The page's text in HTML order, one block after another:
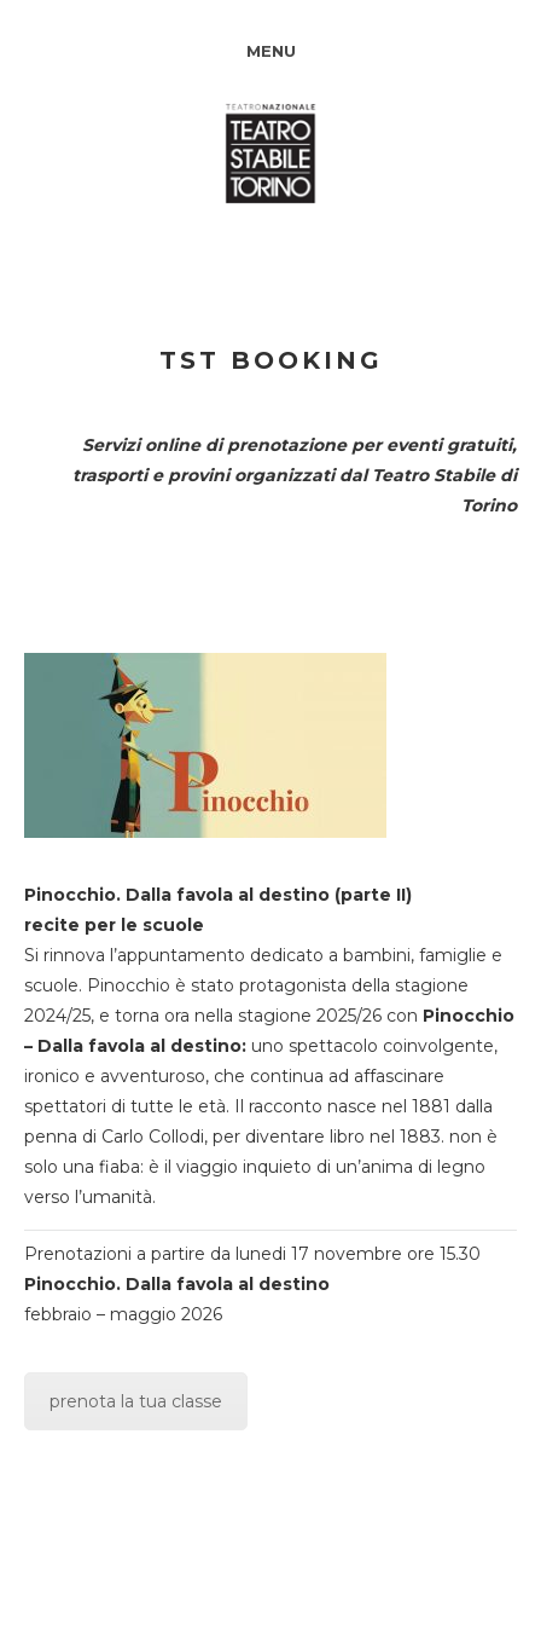
MENU
TST BOOKING
Servizi online di prenotazione per eventi gratuiti,
trasporti e provini organizzati dal Teatro Stabile di
Torino
Pinocchio. Dalla favola al destino (parte II)
recite per le scuole
Si rinnova l’appuntamento dedicato a bambini, famiglie e
scuole. Pinocchio è stato protagonista della stagione
2024/25, e torna ora nella stagione 2025/26 con Pinocchio
– Dalla favola al destino: uno spettacolo coinvolgente,
ironico e avventuroso, che continua ad affascinare
spettatori di tutte le età. Il racconto nasce nel 1881 dalla
penna di Carlo Collodi, per diventare libro nel 1883. non è
solo una fiaba: è il viaggio inquieto di un’anima di legno
verso l’umanità.
Prenotazioni a partire da lunedi 17 novembre ore 15.30
Pinocchio. Dalla favola al destino
febbraio – maggio 2026
prenota la tua classe